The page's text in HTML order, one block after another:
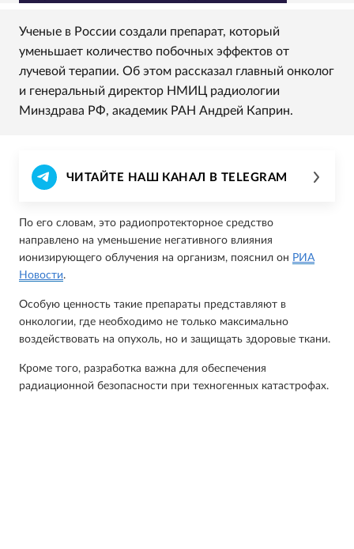
Ученые в России создали препарат, который
уменьшает количество побочных эффектов от
лучевой терапии. Об этом рассказал главный онколог
и генеральный директор НМИЦ радиологии
Минздрава РФ, академик РАН Андрей Каприн.
ЧИТАЙТЕ НАШ КАНАЛ В TELEGRAM
По его словам, это радиопротекторное средство
направлено на уменьшение негативного влияния
ионизирующего облучения на организм, пояснил он РИА
Новости.
Особую ценность такие препараты представляют в
онкологии, где необходимо не только максимально
воздействовать на опухоль, но и защищать здоровые ткани.
Кроме того, разработка важна для обеспечения
радиационной безопасности при техногенных катастрофах.